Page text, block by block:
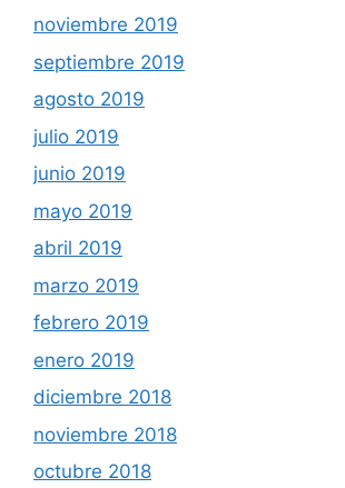
noviembre 2019
septiembre 2019
agosto 2019
julio 2019
junio 2019
mayo 2019
abril 2019
marzo 2019
febrero 2019
enero 2019
diciembre 2018
noviembre 2018
octubre 2018